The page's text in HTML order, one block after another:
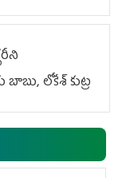
లోకేశ్ కుట్ర